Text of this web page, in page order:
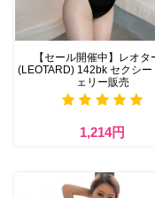
【セール開催中】レオタ
(LEOTARD) 142bk セクシー
ェリー販売
1,214円